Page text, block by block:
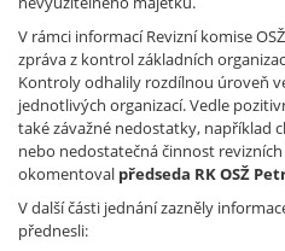
V rámci informací Revizní komise
zpráva z kontrol základních
Kontroly odhalily rozdílnou úroveň
jednotlivých organizací. Vedle
také závažné nedostatky, například
nebo nedostatečná činnost
okomentoval předseda RK OSŽ
V další části jednání zazněly
přednesli: